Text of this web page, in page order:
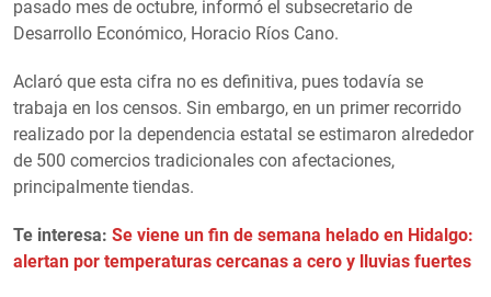
pasado mes de octubre, informó el subsecretario de
Desarrollo Económico, Horacio Ríos Cano.
Aclaró que esta cifra no es definitiva, pues todavía se
trabaja en los censos. Sin embargo, en un primer recorrido
realizado por la dependencia estatal se estimaron alrededor
de 500 comercios tradicionales con afectaciones,
principalmente tiendas.
Te interesa: Se viene un fin de semana helado en Hidalgo:
alertan por temperaturas cercanas a cero y lluvias fuertes